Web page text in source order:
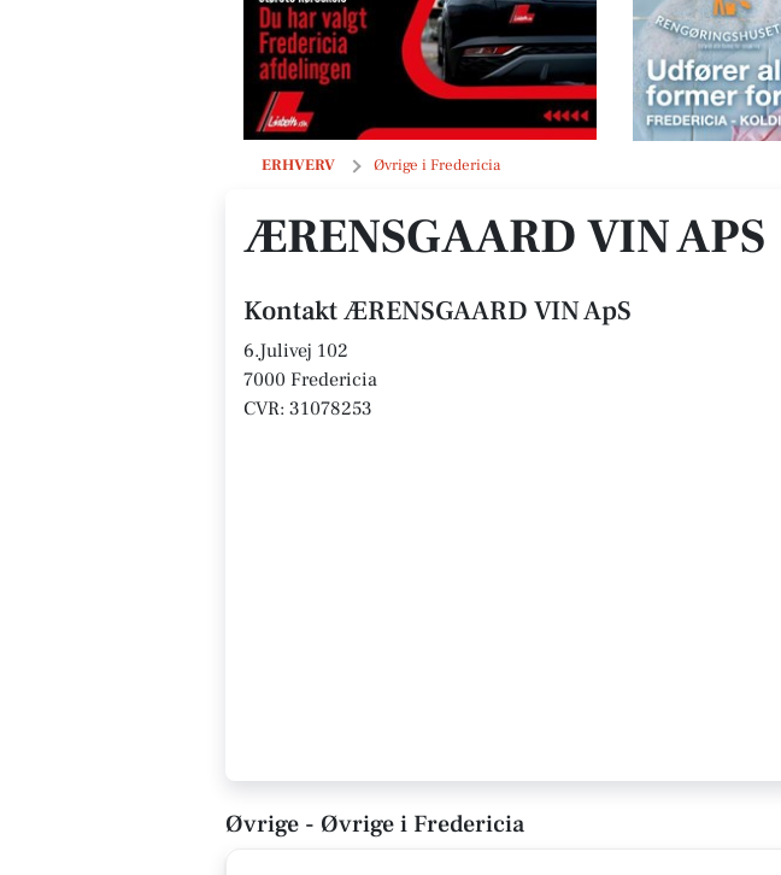
ERHVERV Øvrige i Fredericia
ÆRENSGAARD VIN ApS
ÆRENSGAARD VIN APS
Kontakt ÆRENSGAARD VIN ApS
6.Julivej 102
7000 Fredericia
CVR: 31078253
Øvrige - Øvrige i Fredericia